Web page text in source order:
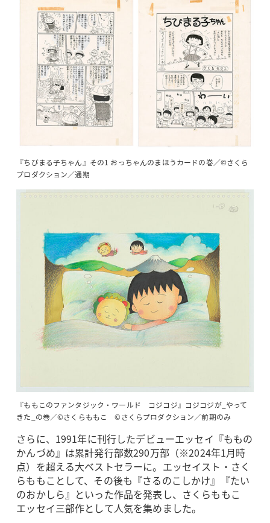
『ちびまる子ちゃん』その1 おっちゃんのまほうカードの巻／©さくら
プロダクション／通期
『ももこのファンタジック・ワールド コジコジ』コジコジが_やって
きた_の巻／©さくらももこ ©さくらプロダクション／前期のみ
さらに、1991年に刊行したデビューエッセイ『ももの
かんづめ』は累計発行部数290万部（※2024年1月時
点）を超える大ベストセラーに。エッセイスト・さく
らももことして、その後も『さるのこしかけ』『たい
のおかしら』といった作品を発表し、さくらももこ
エッセイ三部作として人気を集めました。